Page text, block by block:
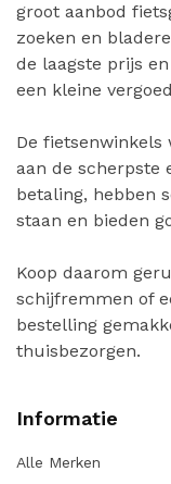
groot aanbod
zoeken en
de laagste prijs
een kleine
De fietsenwinkels
aan de scherpste
betaling, hebben
staan en bieden
Koop daarom
schijfremmen of
bestelling
thuisbezorgen.
Informatie
Alle Merken